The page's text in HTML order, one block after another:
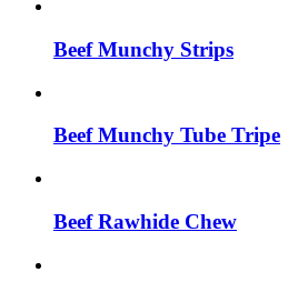
Beef Munchy Strips
Beef Munchy Tube Tripe
Beef Rawhide Chew